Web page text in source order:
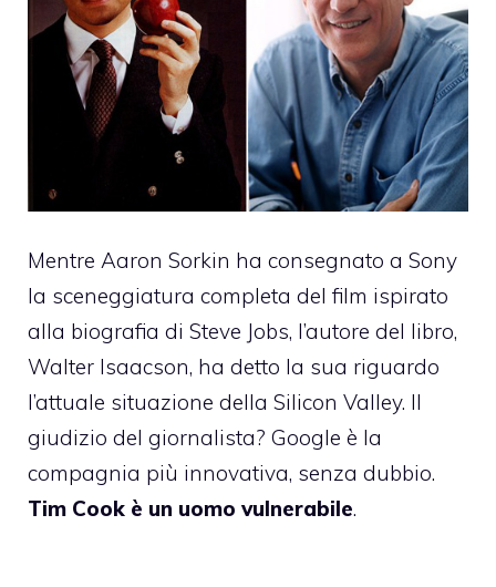
Mentre Aaron Sorkin ha consegnato a Sony
la sceneggiatura completa del film ispirato
alla biografia di Steve Jobs, l’autore del libro,
Walter Isaacson, ha detto la sua riguardo
l’attuale situazione della Silicon Valley. Il
giudizio del giornalista? Google è la
compagnia più innovativa, senza dubbio.
Tim Cook è un uomo vulnerabile.